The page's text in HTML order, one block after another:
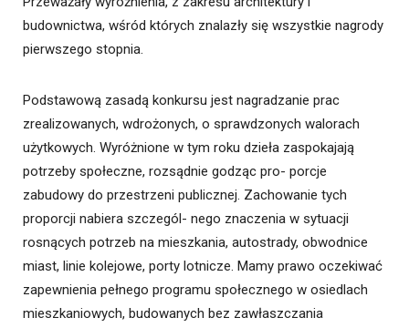
budownictwa, wśród których znalazły się wszystkie nagrody
pierwszego stopnia.
Podstawową zasadą konkursu jest nagradzanie prac
zrealizowanych, wdrożonych, o sprawdzonych walorach
użytkowych. Wyróżnione w tym roku dzieła zaspokajają
potrzeby społeczne, rozsądnie godząc pro- porcje
zabudowy do przestrzeni publicznej. Zachowanie tych
proporcji nabiera szczegól- nego znaczenia w sytuacji
rosnących potrzeb na mieszkania, autostrady, obwodnice
miast, linie kolejowe, porty lotnicze. Mamy prawo oczekiwać
zapewnienia pełnego programu społecznego w osiedlach
mieszkaniowych, budowanych bez zawłaszczania